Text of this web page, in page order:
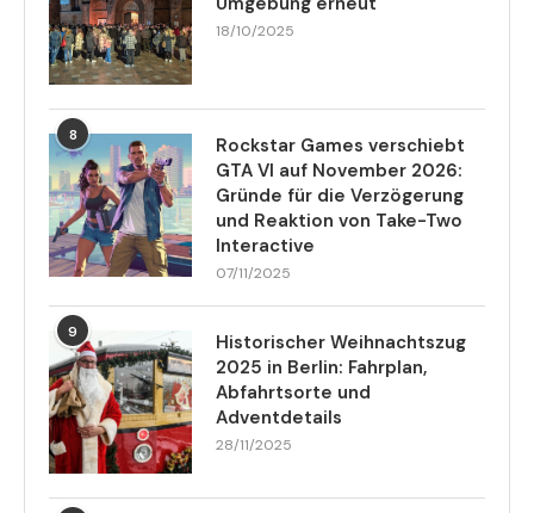
18/10/2025
8
Rockstar Games verschiebt
GTA VI auf November 2026:
Gründe für die Verzögerung
und Reaktion von Take-Two
Interactive
07/11/2025
9
Historischer Weihnachtszug
2025 in Berlin: Fahrplan,
Abfahrtsorte und
Adventdetails
28/11/2025